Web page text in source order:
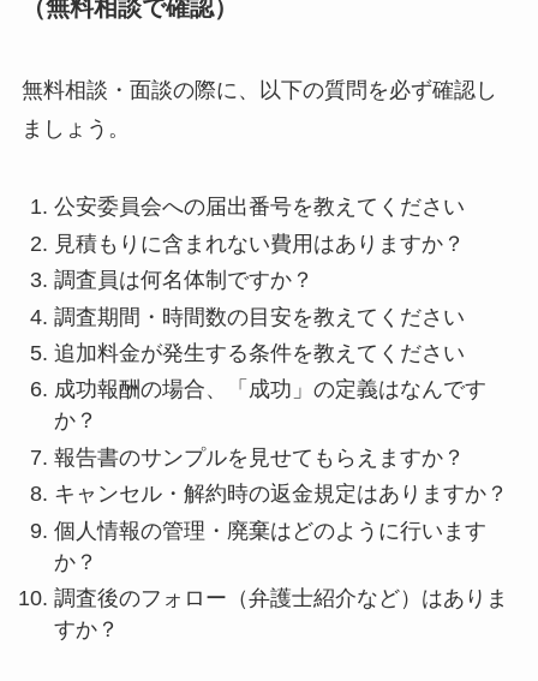
（無料相談で確認）
無料相談・面談の際に、以下の質問を必ず確認し
ましょう。
公安委員会への届出番号を教えてください
見積もりに含まれない費用はありますか？
調査員は何名体制ですか？
調査期間・時間数の目安を教えてください
追加料金が発生する条件を教えてください
成功報酬の場合、「成功」の定義はなんです
か？
報告書のサンプルを見せてもらえますか？
キャンセル・解約時の返金規定はありますか？
個人情報の管理・廃棄はどのように行います
か？
調査後のフォロー（弁護士紹介など）はありま
すか？